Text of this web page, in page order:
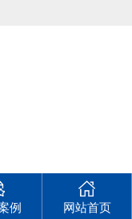
例 网站首页